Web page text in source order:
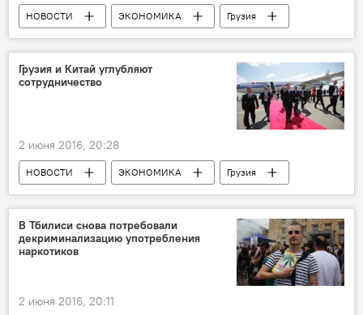
НОВОСТИ ЭКОНОМИКА Грузия
Грузия и Китай углубляют
сотрудничество
2 июня 2016, 20:28
НОВОСТИ ЭКОНОМИКА
Грузия
ПОЛИТИКА
В Тбилиси снова потребовали
декриминализацию употребления
наркотиков
2 июня 2016, 20:11